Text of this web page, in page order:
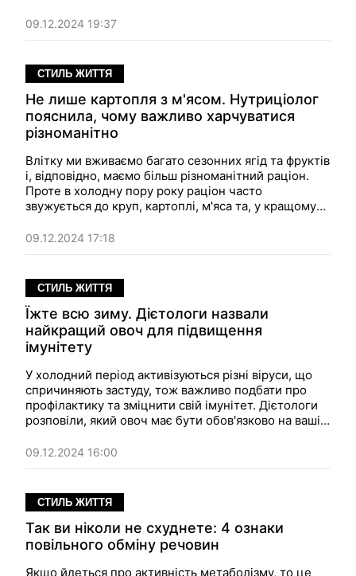
середині дня і навіть негативно вплинути на роботу
мозку.
09.12.2024 19:37
СТИЛЬ ЖИТТЯ
Не лише картопля з м'ясом. Нутриціолог
пояснила, чому важливо харчуватися
різноманітно
Влітку ми вживаємо багато сезонних ягід та фруктів
і, відповідно, маємо більш різноманітний раціон.
Проте в холодну пору року раціон часто
звужується до круп, картоплі, м'яса та, у кращому
Ексклюзивно для
чому важливо їсти усі групи продуктів та
усього року.
09.12.2024 17:18
СТИЛЬ ЖИТТЯ
Їжте всю зиму. Дієтологи назвали
найкращий овоч для підвищення
імунітету
У холодний період активізуються різні віруси, що
спричиняють застуду, тож важливо подбати про
профілактику та зміцнити свій імунітет. Дієтологи
розповіли, який овоч має бути обов'язково на вашій
09.12.2024 16:00
СТИЛЬ ЖИТТЯ
Так ви ніколи не схуднете: 4 ознаки
повільного обміну речовин
Якщо йдеться про активність метаболізму, то це